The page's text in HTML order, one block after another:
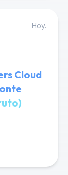
Hoy.
Cloud